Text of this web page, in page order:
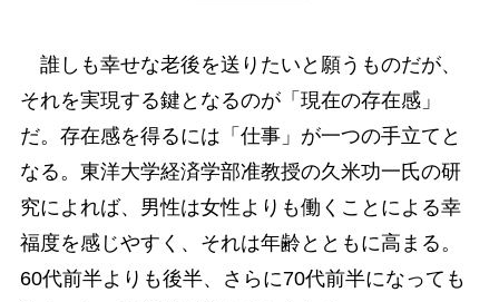
誰しも幸せな老後を送りたいと願うものだが、
それを実現する鍵となるのが「現在の存在感」
だ。存在感を得るには「仕事」が一つの手立てと
なる。東洋大学経済学部准教授の久米功一氏の研
究によれば、男性は女性よりも働くことによる幸
福度を感じやすく、それは年齢とともに高まる。
60代前半よりも後半、さらに70代前半になっても